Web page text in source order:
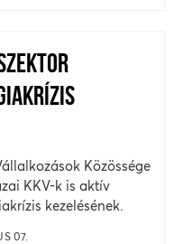
Közössége
KKV-k is aktív
kezelésének.
07.